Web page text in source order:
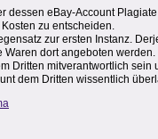
dessen eBay-Account
zu entscheiden.
zur ersten Instanz.
dort angeboten
Dritten mitverantwortlich
dem Dritten wissentlich